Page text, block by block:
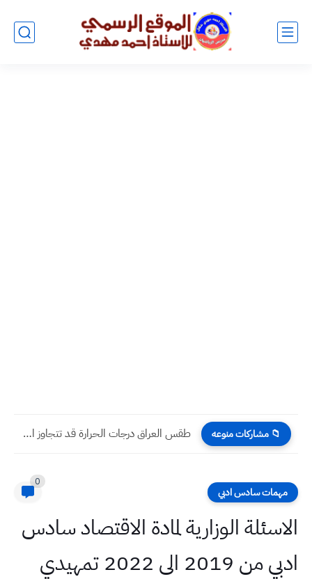
📁 مشاركات منوعه وزاريات مبرهنة ذات الحدين مع الحل الفصل الأول رياضيات السادس...
مهمات سادس ادبي
0
الاسئلة الوزارية لمادة الاقتصاد سادس
ادبي من 2019 الى 2022 تمهيدي